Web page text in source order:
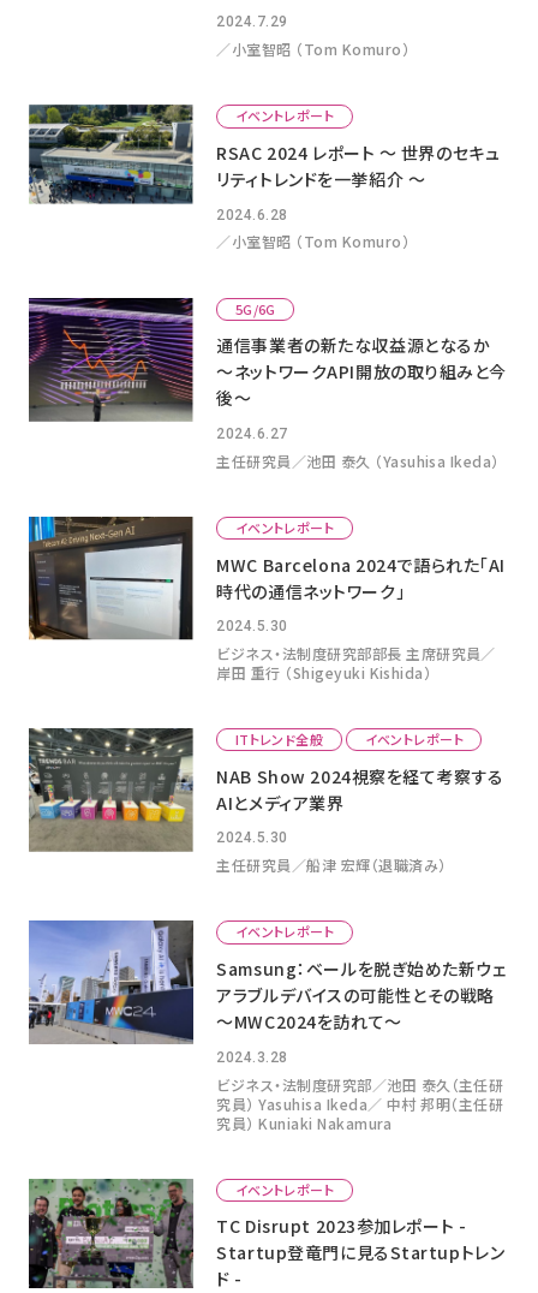
2024.7.29
／小室智昭 （Tom Komuro）
イベントレポート
RSAC 2024 レポート 〜 世界のセキュ
リティトレンドを一挙紹介 〜
2024.6.28
／小室智昭 （Tom Komuro）
5G/6G
通信事業者の新たな収益源となるか
～ネットワークAPI開放の取り組みと今
後～
2024.6.27
主任研究員／池田 泰久 （Yasuhisa Ikeda）
イベントレポート
MWC Barcelona 2024で語られた「AI
時代の通信ネットワーク」
2024.5.30
ビジネス・法制度研究部部長 主席研究員／
岸田 重行 （Shigeyuki Kishida）
ITトレンド全般 イベントレポート
NAB Show 2024視察を経て考察する
AIとメディア業界
2024.5.30
主任研究員／船津 宏輝（退職済み）
イベントレポート
Samsung：ベールを脱ぎ始めた新ウェ
アラブルデバイスの可能性とその戦略
～MWC2024を訪れて～
2024.3.28
ビジネス・法制度研究部／池田 泰久（主任研
究員） Yasuhisa Ikeda／ 中村 邦明（主任研
究員） Kuniaki Nakamura
イベントレポート
TC Disrupt 2023参加レポート -
Startup登竜門に見るStartupトレン
ド -